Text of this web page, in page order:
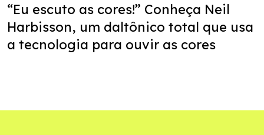
“Eu escuto as cores!” Conheça Neil
Harbisson, um daltônico total que usa
a tecnologia para ouvir as cores